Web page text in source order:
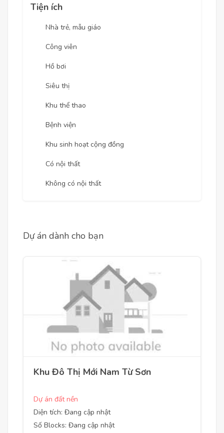
Tiện ích
Nhà trẻ, mẫu giáo
Công viên
Hồ bơi
Siêu thị
Khu thể thao
Bệnh viện
Khu sinh hoạt cộng đồng
Có nội thất
Không có nội thất
Dự án dành cho bạn
Khu Đô Thị Mới Nam Từ Sơn
Dự án đất nền
Diện tích: Đang cập nhật
Số Blocks: Đang cập nhật